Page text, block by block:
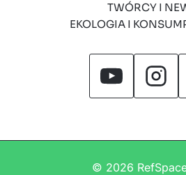
TWÓRCY I
EKOLOGIA I
© 2026